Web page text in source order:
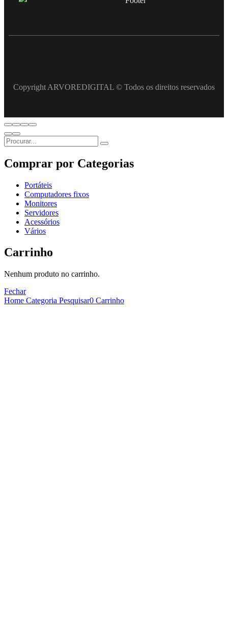
Copyright ARVOREDIGITAL © Todos os direitos reservados
Comprar por Categorias
Portáteis
Computadores fixos
Monitores
Servidores
Acessórios
Vários
Carrinho
Nenhum produto no carrinho.
Fechar
Home Categoria Pesquisar0 Carrinho